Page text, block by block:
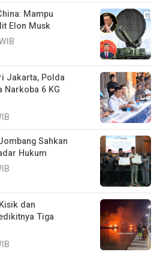
Mampu
Elon Musk
Jakarta, Polda
Narkoba 6 KG
Sahkan
Hukum
dan
Tiga